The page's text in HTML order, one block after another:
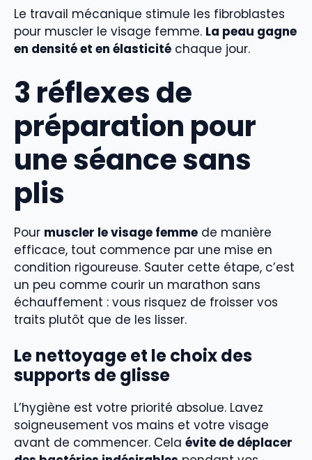
Le travail mécanique stimule les fibroblastes
pour muscler le visage femme. La peau gagne
en densité et en élasticité chaque jour.
3 réflexes de
préparation pour
une séance sans
plis
Pour muscler le visage femme de manière
efficace, tout commence par une mise en
condition rigoureuse. Sauter cette étape, c’est
un peu comme courir un marathon sans
échauffement : vous risquez de froisser vos
traits plutôt que de les lisser.
Le nettoyage et le choix des
supports de glisse
L’hygiène est votre priorité absolue. Lavez
soigneusement vos mains et votre visage
avant de commencer. Cela évite de déplacer